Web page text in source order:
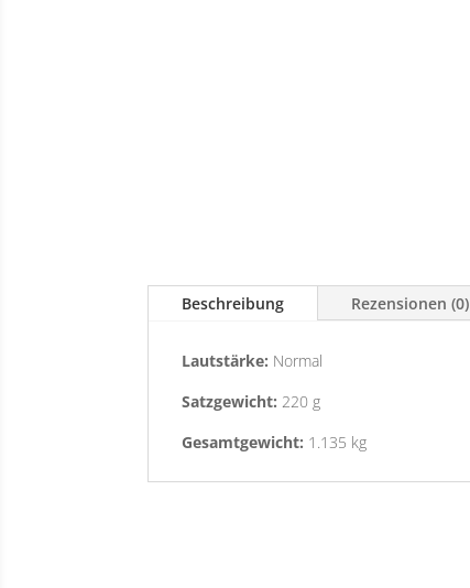
Beschreibung Rezensionen (0)
Lautstärke: Normal
Satzgewicht: 220 g
Gesamtgewicht: 1.135 kg